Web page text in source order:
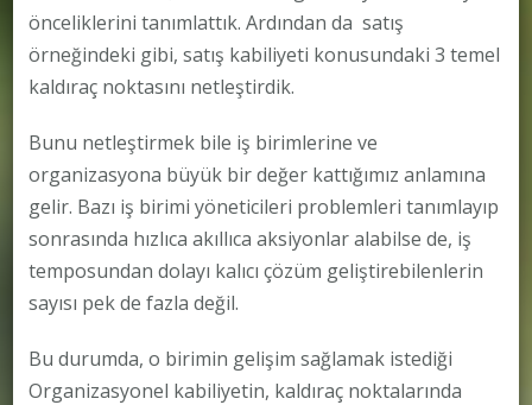
önceliklerini tanımlattık. Ardından da satış
örneğindeki gibi, satış kabiliyeti konusundaki 3 temel
kaldıraç noktasını netleştirdik.
Bunu netleştirmek bile iş birimlerine ve
organizasyona büyük bir değer kattığımız anlamına
gelir. Bazı iş birimi yöneticileri problemleri tanımlayıp
sonrasında hızlıca akıllıca aksiyonlar alabilse de, iş
temposundan dolayı kalıcı çözüm geliştirebilenlerin
sayısı pek de fazla değil.
Bu durumda, o birimin gelişim sağlamak istediği
Organizasyonel kabiliyetin, kaldıraç noktalarında